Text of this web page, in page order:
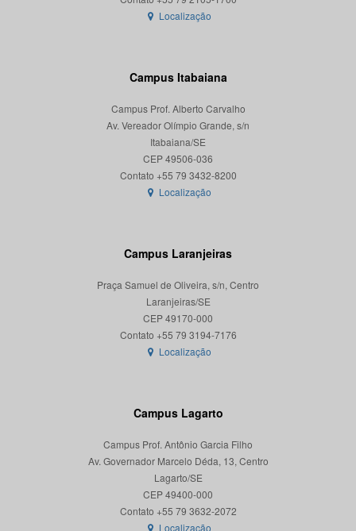
Localização
Campus Itabaiana
Campus Prof. Alberto Carvalho
Av. Vereador Olímpio Grande, s/n
Itabaiana/SE
CEP 49506-036
Localização
Campus Laranjeiras
Praça Samuel de Oliveira, s/n, Centro
Laranjeiras/SE
CEP 49170-000
Localização
Campus Lagarto
Campus Prof. Antônio Garcia Filho
Av. Governador Marcelo Déda, 13, Centro
Lagarto/SE
CEP 49400-000
Localização